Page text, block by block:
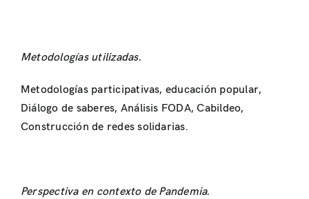
Metodologías utilizadas.
Metodologías participativas, educación popular,
Diálogo de saberes, Análisis FODA, Cabildeo,
Construcción de redes solidarias.
Perspectiva en contexto de Pandemia.